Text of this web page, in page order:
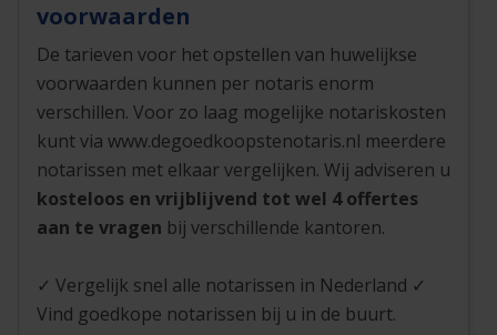
voorwaarden
De tarieven voor het opstellen van huwelijkse
voorwaarden kunnen per notaris enorm
verschillen. Voor zo laag mogelijke notariskosten
kunt via www.degoedkoopstenotaris.nl meerdere
notarissen met elkaar vergelijken. Wij adviseren u
kosteloos en vrijblijvend tot wel 4 offertes
aan te vragen bij verschillende kantoren.
✓ Vergelijk snel alle notarissen in Nederland ✓
Vind goedkope notarissen bij u in de buurt.